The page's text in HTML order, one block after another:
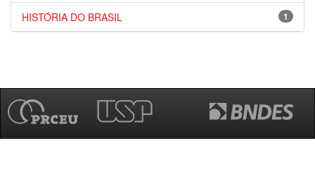
1
HISTÓRIA DO BRASIL